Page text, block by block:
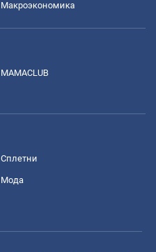
Mакроэкономика
MAMACLUB
Сплетни
Мода